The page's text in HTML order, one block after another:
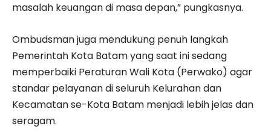
masalah keuangan di masa depan,” pungkasnya.
Ombudsman juga mendukung penuh langkah
Pemerintah Kota Batam yang saat ini sedang
memperbaiki Peraturan Wali Kota (Perwako) agar
standar pelayanan di seluruh Kelurahan dan
Kecamatan se-Kota Batam menjadi lebih jelas dan
seragam.